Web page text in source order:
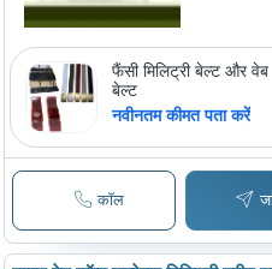
फैंसी मिलिट्री बेल्ट और वेब
बेल्ट
नवीनतम कीमत पता करें
कॉल